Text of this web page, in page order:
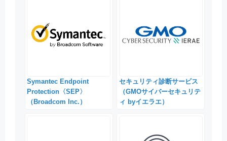
Symantec Endpoint
Protection〈SEP〉
（Broadcom Inc.）
セキュリティ診断サービス
（GMOサイバーセキュリテ
ィ byイエラエ）